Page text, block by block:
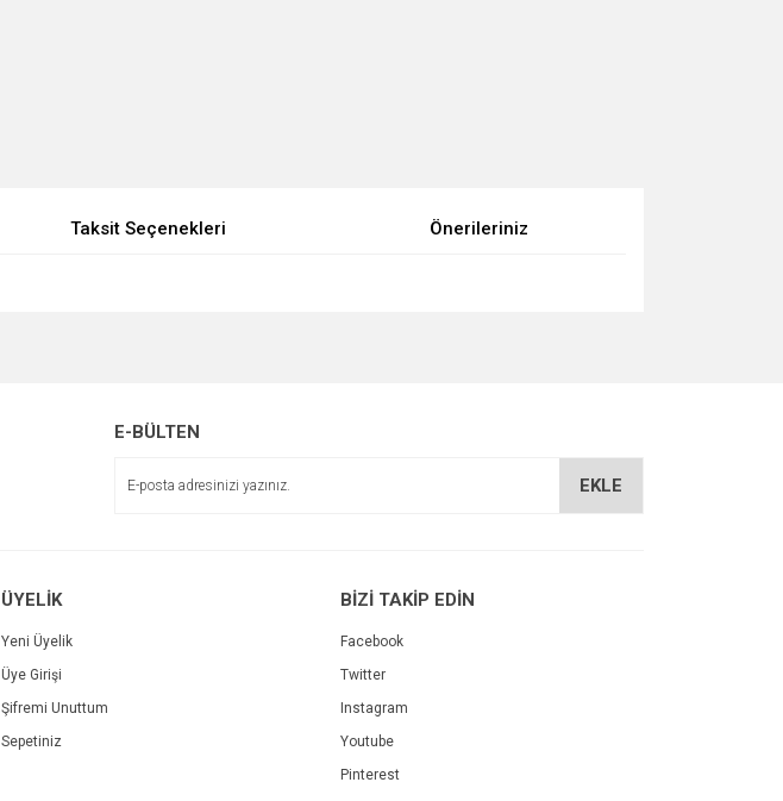
Taksit Seçenekleri Önerileriniz
E-BÜLTEN
EKLE
ÜYELİK
Yeni Üyelik
Üye Girişi
Şifremi Unuttum
Sepetiniz
BİZİ TAKİP EDİN
Facebook
Twitter
Instagram
Youtube
Pinterest